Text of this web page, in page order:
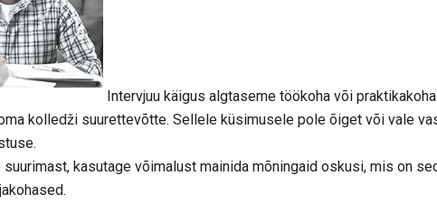
Intervjuu käigus algtaseme töökoha või
kolledži suurettevõtte. Sellele küsimusele pole õiget või vale
kasutage võimalust mainida mõningaid oskusi, mis on